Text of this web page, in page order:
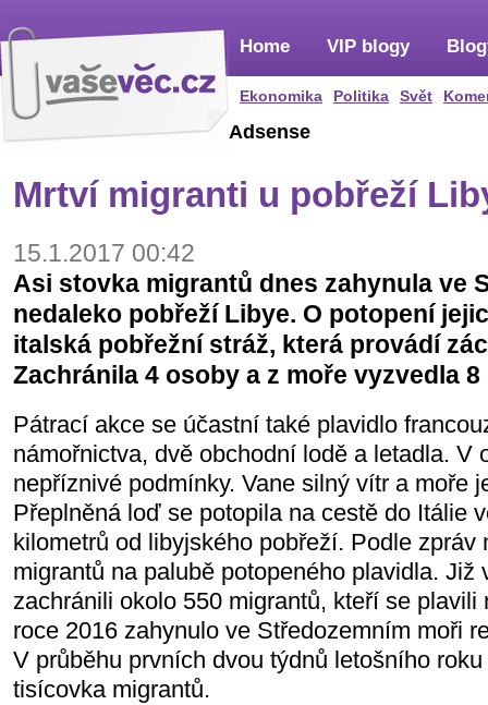
Home
Ekonomika Politika Svět
VIP blogy
Adsense
Mrtví migranti u pobřeží
15.1.2017 00:42
Asi stovka migrantů dnes zahynula ve
nedaleko pobřeží Libye. O potopení
italská pobřežní stráž, která provádí
Zachránila 4 osoby a z moře vyzvedla
Pátrací akce se účastní také plavidlo
námořnictva, dvě obchodní lodě a letadla. V
nepříznivé podmínky. Vane silný vítr a moře
Přeplněná loď se potopila na cestě do Itálie
kilometrů od libyjského pobřeží. Podle zpráv
migrantů na palubě potopeného plavidla. Již
zachránili okolo 550 migrantů, kteří se plavili
roce 2016 zahynulo ve Středozemním moři
V průběhu prvních dvou týdnů letošního
tisícovka migrantů.